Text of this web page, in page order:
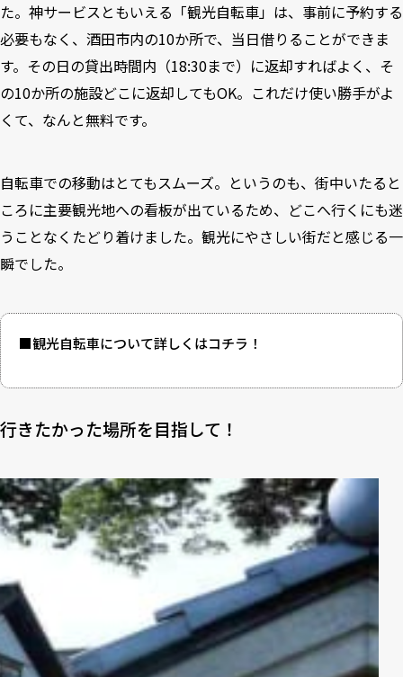
た。神サービスともいえる「観光自転車」は、事前に予約する
必要もなく、酒田市内の10か所で、当日借りることができま
す。その日の貸出時間内（18:30まで）に返却すればよく、そ
の10か所の施設どこに返却してもOK。これだけ使い勝手がよ
くて、なんと無料です。
自転車での移動はとてもスムーズ。というのも、街中いたると
ころに主要観光地への看板が出ているため、どこへ行くにも迷
うことなくたどり着けました。観光にやさしい街だと感じる一
瞬でした。
■観光自転車について詳しくはコチラ！
行きたかった場所を目指して！